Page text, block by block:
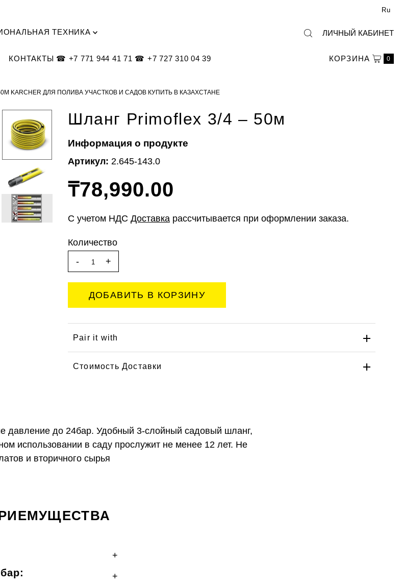
Ru
ТЕХНИКА
КОНТАКТЫ ☎ +7 771 944 41 71 ☎ +7 727 310 04 39
ЛИЧНЫЙ КАБИНЕТ
КОРЗИНА 0
KARCHER ДЛЯ ПОЛИВА УЧАСТКОВ И САДОВ КУПИТЬ В КАЗАХСТАНЕ
Шланг Primoflex 3/4 – 50м
Информация о продукте
Артикул: 2.645-143.0
₸78,990.00
С учетом НДС Доставкарассчитывается при оформлении заказа.
Количество
-
+
Pair it with
Стоимость Доставки
давление до 24бар. Удобный 3-слойный садовый шланг,
использовании в саду прослужит не менее 12 лет. Не
и вторичного сырья
+
+